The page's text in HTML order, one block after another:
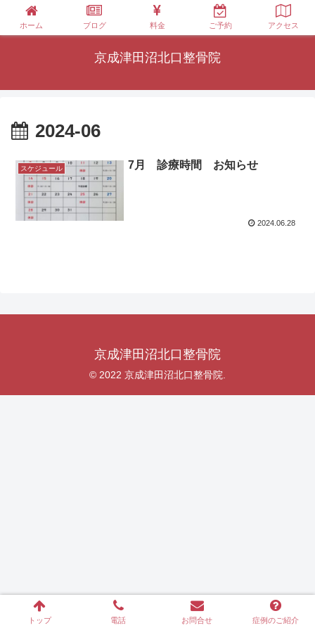
京成津田沼北口整骨院
2024-06
スケジュール 7月 診療時間 お知らせ
2024.06.28
京成津田沼北口整骨院
© 2022 京成津田沼北口整骨院.
ホーム ブログ 料金 ご予約 アクセス
トップ 電話 お問合せ 症例のご紹介